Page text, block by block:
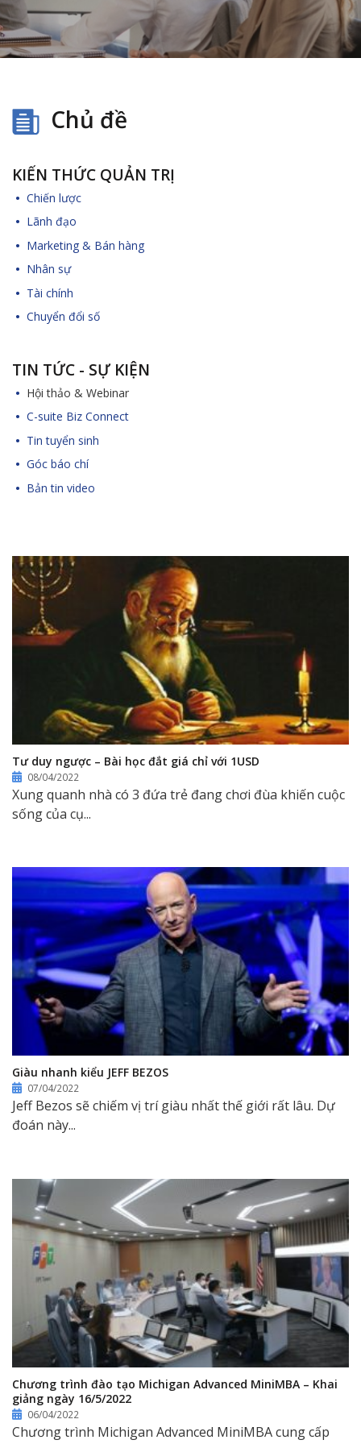
Chủ đề
KIẾN THỨC QUẢN TRỊ
Chiến lược
Lãnh đạo
Marketing & Bán hàng
Nhân sự
Tài chính
Chuyển đổi số
TIN TỨC - SỰ KIỆN
Hội thảo & Webinar
C-suite Biz Connect
Tin tuyển sinh
Góc báo chí
Bản tin video
Tư duy ngược – Bài học đắt giá chỉ với 1USD
08/04/2022
Xung quanh nhà có 3 đứa trẻ đang chơi đùa khiến cuộc
sống của cụ...
Giàu nhanh kiểu JEFF BEZOS
07/04/2022
Jeff Bezos sẽ chiếm vị trí giàu nhất thế giới rất lâu. Dự
đoán này...
Chương trình đào tạo Michigan Advanced MiniMBA – Khai
giảng ngày 16/5/2022
06/04/2022
Chương trình Michigan Advanced MiniMBA cung cấp